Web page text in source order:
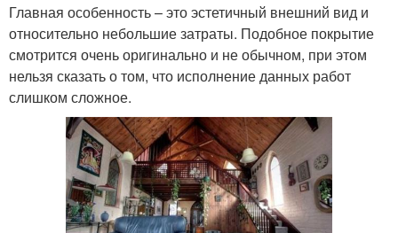
Главная особенность – это эстетичный внешний вид и
относительно небольшие затраты. Подобное покрытие
смотрится очень оригинально и не обычном, при этом
нельзя сказать о том, что исполнение данных работ
слишком сложное.